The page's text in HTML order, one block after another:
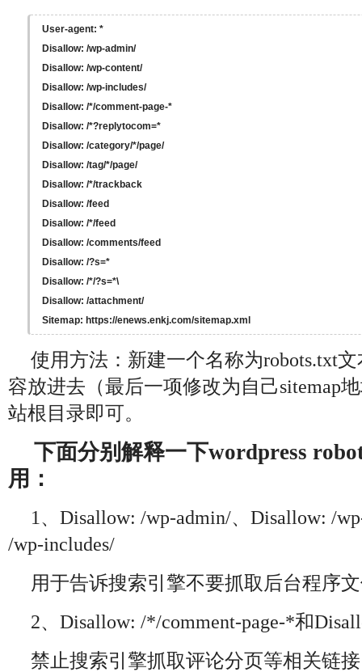
User-agent: *
Disallow: /wp-admin/
Disallow: /wp-content/
Disallow: /wp-includes/
Disallow: /*/comment-page-*
Disallow: /*?replytocom=*
Disallow: /category/*/page/
Disallow: /tag/*/page/
Disallow: /*/trackback
Disallow: /feed
Disallow: /*/feed
Disallow: /comments/feed
Disallow: /?s=*
Disallow: /*/?s=*\
Disallow: /attachment/
Sitemap: https://enews.enkj.com/sitemap.xml
使用方法：新建一个名称为robots.txt
容放进去（最后一项修改为自己sitemap
站根目录即可。
下面分别解释一下wordpress
用：
1、Disallow: /wp-admin/、Disallow: /
/wp-includes/
用于告诉搜索引擎不要抓取后台程序
2、Disallow: /*/comment-page-*和
禁止搜索引擎抓取评论分页等相关链